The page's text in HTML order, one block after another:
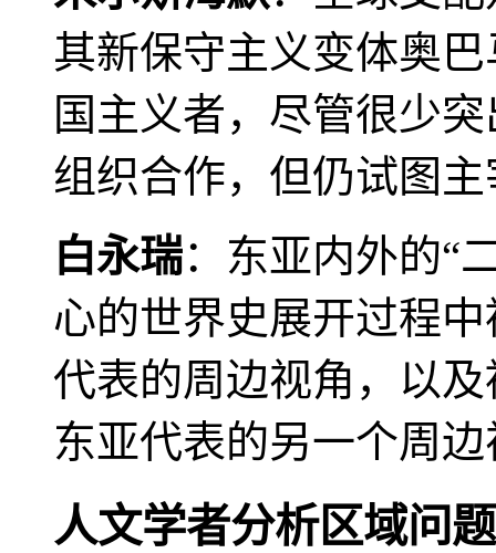
其新保守主义变体奥
国主义者，尽管很少
组织合作，但仍试图
白永瑞：东亚内外的“
心的世界史展开过程
代表的周边视角，以
东亚代表的另一个周
人文学者分析区域问题